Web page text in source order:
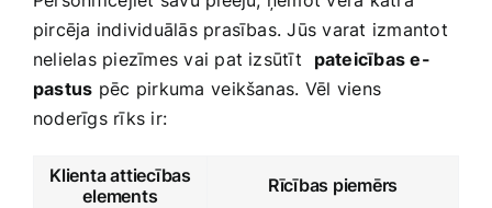
pircēja individuālās prasības. Jūs varat izmantot
nelielas piezīmes vai pat izsūtīt ⁣ pateicības e-
pastus pēc ⁤pirkuma ⁤veikšanas.⁣ Vēl viens ​
noderīgs rīks ir:
Klienta attiecības
elements
Rīcības‍ piemērs